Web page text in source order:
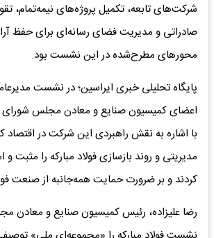
شرکت‌های تابعه، تکمیل پروژه‌های نیمه‌تمام،
صادراتی و مدیریت فضای رسانه‌ای برای حفظ
محورهای مطرح‌شده در این نشست بود.
پایگاه تحلیلی خبری ایراسین؛ در نشست
اعضای کمیسیون صنایع و معادن مجلس شورای
با اشاره به نقش راهبردی این شرکت در اقتصاد
مدیریتی و روند بازسازی فولاد مبارکه را مثبت
کردند و بر ضرورت حمایت همه‌جانبه از صنعت
رضا علیزاده، رئیس کمیسیون صنایع و معادن